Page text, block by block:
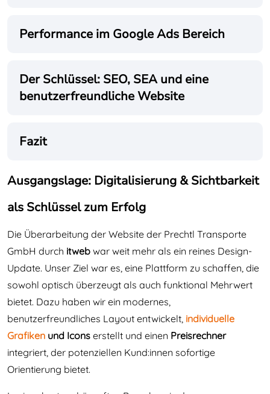
Performance im Google Ads Bereich
Der Schlüssel: SEO, SEA und eine
benutzerfreundliche Website
Fazit
Ausgangslage: Digitalisierung & Sichtbarkeit
als Schlüssel zum Erfolg
Die Überarbeitung der Website der Prechtl Transporte
GmbH durch itweb war weit mehr als ein reines Design-
Update. Unser Ziel war es, eine Plattform zu schaffen, die
sowohl optisch überzeugt als auch funktional Mehrwert
bietet. Dazu haben wir ein modernes,
benutzerfreundliches Layout entwickelt, individuelle
Grafiken und Icons erstellt und einen Preisrechner
integriert, der potenziellen Kund:innen sofortige
Orientierung bietet.